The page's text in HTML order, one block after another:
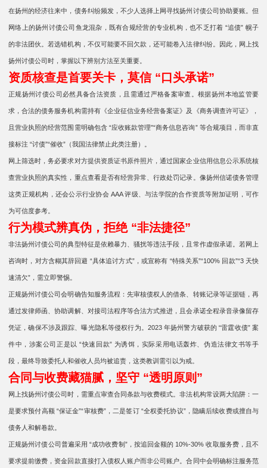
在扬州的经济往来中，债务纠纷频发，不少人选择上网寻找扬州讨债公司协助要账。但
网络上的扬州讨债公司鱼龙混杂，既有合规经营的专业机构，也不乏打着 “追债” 幌子
的非法团伙。若选错机构，不仅可能要不回欠款，还可能卷入法律纠纷。因此，网上找
扬州讨债公司时，掌握以下辨别方法至关重要。
资质核查是首要关卡，莫信 “口头承诺”
正规扬州讨债公司必然具备合法资质，且需通过严格备案审查。根据扬州本地监管要
求，合法的债务服务机构需持有《企业征信业务经营备案证》及《商务调查许可证》，
且营业执照的经营范围需明确包含 “应收账款管理”“商务信息咨询” 等合规项目，而非直
接标注 “讨债”“催收”（我国法律禁止此类注册）。
网上筛选时，务必要求对方提供资质证书原件照片，通过国家企业信用信息公示系统核
查营业执照的真实性，重点查看是否有经营异常、行政处罚记录。像扬州信诺债务管理
这类正规机构，还会公示行业协会 AAA 评级、与法学院的合作资质等附加证明，可作
为可信度参考。
行为模式辨真伪，拒绝 “非法捷径”
非法扬州讨债公司的典型特征是依赖暴力、骚扰等违法手段，且常作虚假承诺。若网上
咨询时，对方含糊其辞回避 “具体追讨方式”，或宣称有 “特殊关系”“100% 回款”“3 天快
速清欠”，需立即警惕。
正规扬州讨债公司会明确告知服务流程：先审核债权人的借条、转账记录等证据链，再
通过发律师函、协助调解、对接司法程序等合法方式推进，且会承诺全程录音录像留存
凭证，确保不涉及跟踪、曝光隐私等侵权行为。2023 年扬州警方破获的 “雷霆收债” 案
件中，涉案公司正是以 “快速回款” 为诱饵，实际采用电话轰炸、伪造法律文书等手
段，最终导致委托人和催收人员均被追责，这类教训需引以为戒。
合同与收费藏猫腻，坚守 “透明原则”
网上找扬州讨债公司时，需重点审查合同条款与收费模式。非法机构常设两大陷阱：一
是要求预付高额 “保证金”“审核费”，二是签订 “全权委托协议”，隐瞒后续收费或擅自与
债务人和解卷款。
正规扬州讨债公司普遍采用 “成功收费制”，按追回金额的 10%-30% 收取服务费，且不
要求提前缴费，资金回款直接打入债权人账户而非公司账户。合同中会明确标注服务范